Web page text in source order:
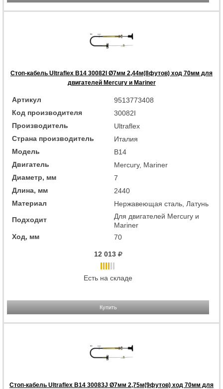
Стоп-кабель Ultraflex B14 30082I Ø7мм 2,44м(8футов) ход 70мм для
двигателей Mercury и Mariner
Артикул
9513773408
Код производителя
30082I
Производитель
Ultraflex
Страна производитель
Италия
Модель
B14
Двигатель
Mercury, Mariner
Диаметр, мм
7
Длина, мм
2440
Материал
Нержавеющая сталь, Латунь
Подходит
Для двигателей Mercury и
Mariner
Ход, мм
70
12 013
Есть на складе
Купить
Стоп-кабель Ultraflex B14 30083J Ø7мм 2,75м(9футов) ход 70мм для